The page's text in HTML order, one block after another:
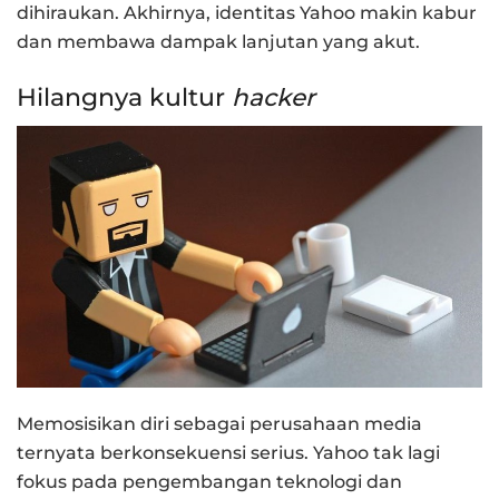
dihiraukan. Akhirnya, identitas Yahoo makin kabur
dan membawa dampak lanjutan yang akut.
Hilangnya kultur hacker
Memosisikan diri sebagai perusahaan media
ternyata berkonsekuensi serius. Yahoo tak lagi
fokus pada pengembangan teknologi dan